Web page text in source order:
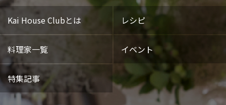
Kai House Clubとは レシピ
料理家一覧 イベント
特集記事